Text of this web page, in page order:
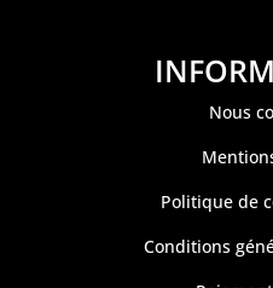
Nous
Politique de
Conditions